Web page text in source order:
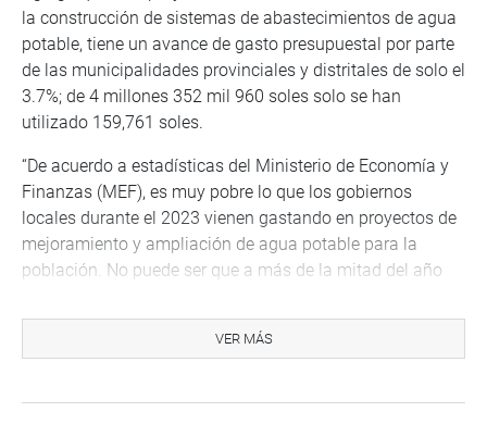
la construcción de sistemas de abastecimientos de agua
potable, tiene un avance de gasto presupuestal por parte
de las municipalidades provinciales y distritales de solo el
3.7%; de 4 millones 352 mil 960 soles solo se han
utilizado 159,761 soles.
“De acuerdo a estadísticas del Ministerio de Economía y
Finanzas (MEF), es muy pobre lo que los gobiernos
locales durante el 2023 vienen gastando en proyectos de
mejoramiento y ampliación de agua potable para la
población. No puede ser que a más de la mitad del año
gastado el 3% de lo asignado, lo cual resulta irrisorio para
enfrentar la problemática hídrica de los peruanos”, afirmó
VER MÁS